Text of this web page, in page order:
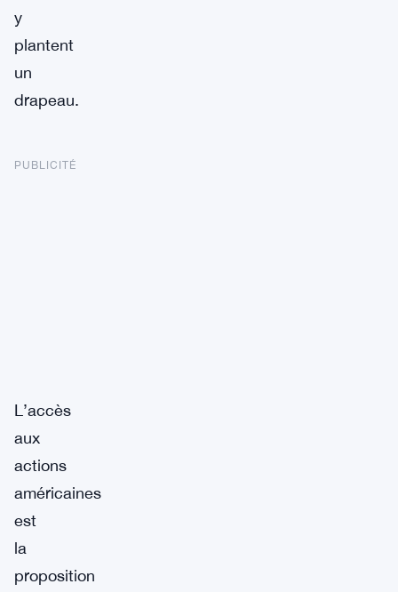
y
plantent
un
drapeau.
PUBLICITÉ
L’accès
aux
actions
américaines
est
la
proposition